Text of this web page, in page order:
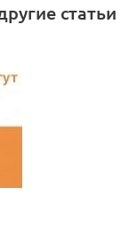
статьи